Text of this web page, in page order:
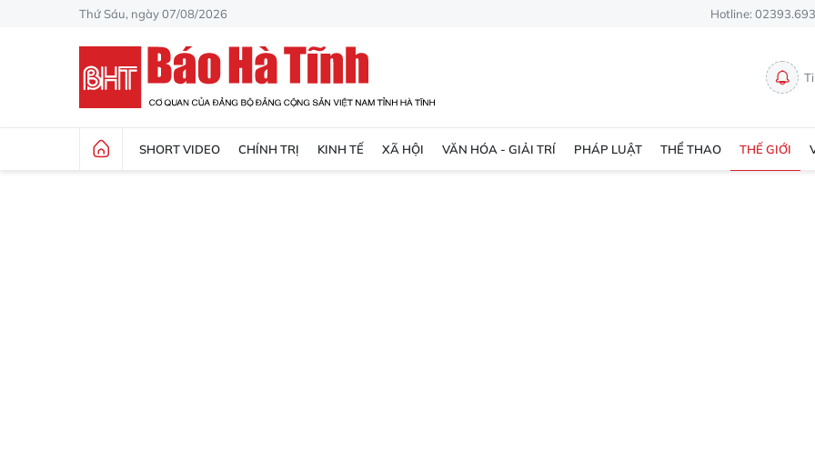
Thứ Sáu, ngày 07/08/2026 Hotline:
SHORT VIDEO CHÍNH TRỊ KINH TẾ XÃ HỘI VĂN HÓA - GIẢI TRÍ PHÁP LUẬT THỂ THAO THẾ GIỚI